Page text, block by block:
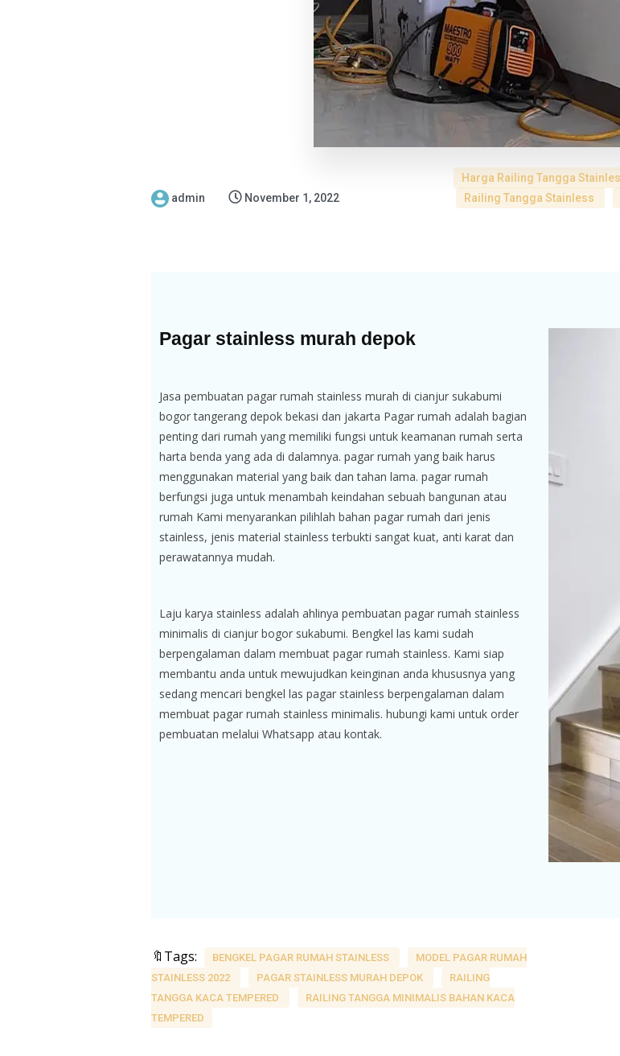
admin November 1, 2022
Harga Railing Tangga
Railing Tangga Stainless
Pagar stainless murah depok
Jasa pembuatan pagar rumah stainless murah di cianjur sukabumi
bogor tangerang depok bekasi dan jakarta Pagar rumah adalah bagian
penting dari rumah yang memiliki fungsi untuk keamanan rumah serta
harta benda yang ada di dalamnya. pagar rumah yang baik harus
menggunakan material yang baik dan tahan lama. pagar rumah
berfungsi juga untuk menambah keindahan sebuah bangunan atau
rumah Kami menyarankan pilihlah bahan pagar rumah dari jenis
stainless, jenis material stainless terbukti sangat kuat, anti karat dan
perawatannya mudah.
Laju karya stainless adalah ahlinya pembuatan pagar rumah stainless
minimalis di cianjur bogor sukabumi. Bengkel las kami sudah
berpengalaman dalam membuat pagar rumah stainless. Kami siap
membantu anda untuk mewujudkan keinginan anda khususnya yang
sedang mencari bengkel las pagar stainless berpengalaman dalam
membuat pagar rumah stainless minimalis. hubungi kami untuk order
pembuatan melalui Whatsapp atau kontak.
🔖Tags: BENGKEL PAGAR RUMAH STAINLESS
MODEL PAGAR RUMAH
STAINLESS 2022
PAGAR STAINLESS MURAH DEPOK
RAILING
TANGGA KACA TEMPERED
RAILING TANGGA MINIMALIS BAHAN KACA
TEMPERED